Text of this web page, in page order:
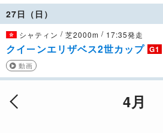
27日（日）
シャティン / 芝2000m / 17:35発走
クイーンエリザベス2世カップ G1
動画
4月